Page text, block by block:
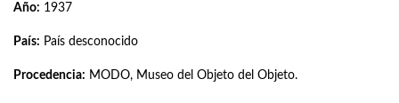
Año: 1937
País: País desconocido
Procedencia: MODO, Museo del Objeto del Objeto.